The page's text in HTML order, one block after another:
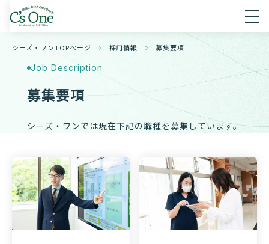
シーズ・ワンTOPページ 採用情報 募集要項
Job Description
募集要項
シーズ・ワンでは現在下記の職種を募集しています。